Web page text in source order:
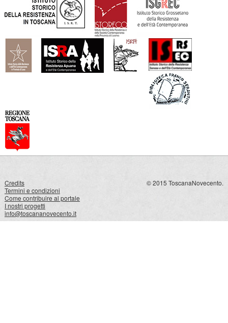
Credits
Termini e condizioni
Come contribuire al portale
I nostri progetti
info@toscananovecento.it
© 2015 ToscanaNovecento.